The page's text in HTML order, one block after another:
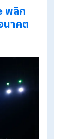
เจน
ารปฏิบัติจริง
ที่รับผิดชอบ
ได้ แม้มีความหล